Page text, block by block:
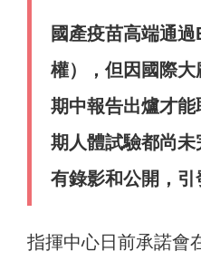
國產疫苗高端通
權），但因國際
期中報告出爐才
期人體試驗都尚
有錄影和公開，引
指揮中心日前承諾會